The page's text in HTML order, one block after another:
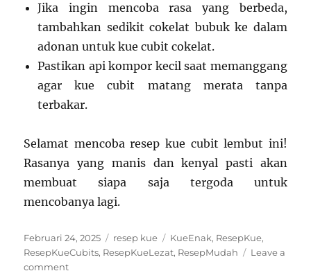
Jika ingin mencoba rasa yang berbeda,
tambahkan sedikit cokelat bubuk ke dalam
adonan untuk kue cubit cokelat.
Pastikan api kompor kecil saat memanggang
agar kue cubit matang merata tanpa
terbakar.
Selamat mencoba resep kue cubit lembut ini!
Rasanya yang manis dan kenyal pasti akan
membuat siapa saja tergoda untuk
mencobanya lagi.
Posted
on
Februari 24, 2025 Categories
resep kue Tags
KueEnak, ResepKue,
ResepKueCubits, ResepKueLezat, ResepMudah
Leave a
commenton